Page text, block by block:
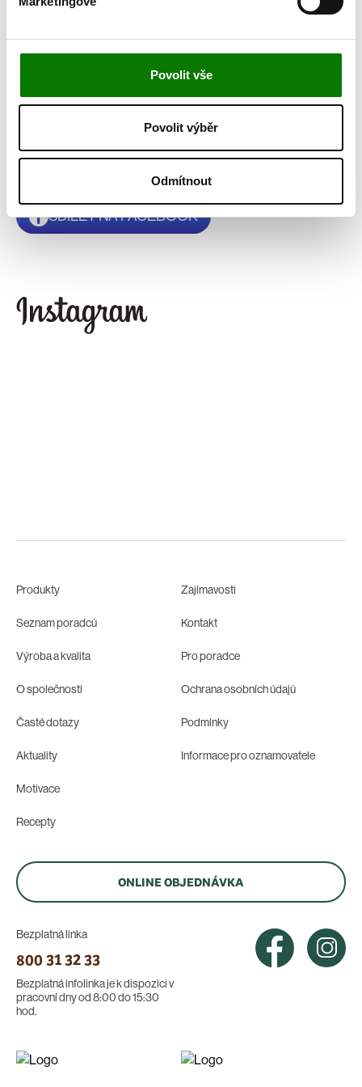
Povolit vše
Povolit výběr
Odmítnout
Tak co, inspirovali jsme vás? Buďte hybnou silou ve svém okolí.
jednat ekologicky. Každá pozitivní změna se přece počítá!
zajištěné výplní z rozložitelných kukuřičných otrub. U nás v Česku
používáme skladnější papír. Z kapacitních důvodů používáme
SDÍLET NA FACEBOOK
Produkty
Seznam poradců
Výroba a kvalita
O společnosti
Časté dotazy
Aktuality
Motivace
Recepty
Zajímavosti
Kontakt
Pro poradce
Ochrana osobních údajů
Podmínky
Informace pro oznamovatele
ONLINE OBJEDNÁVKA
Bezplatná linka
800 31 32 33
Bezplatná infolinka je k dispozici v
pracovní dny od 8:00 do 15:30
hod.